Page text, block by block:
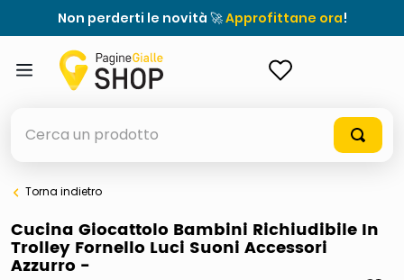
Non perderti le novità 🚀Approfittane ora!
elenchi telefonici
meme
Torna indietro
Cucina Giocattolo Bambini Richiudibile In
Trolley Fornello Luci Suoni Accessori
Azzurro -